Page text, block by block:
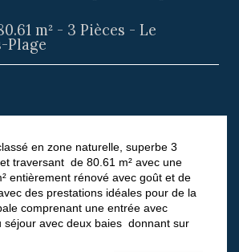
m² - 3 Pièces - Le
Plage
en zone naturelle, superbe 3
traversant de 80.61 m² avec une
entièrement rénové avec goût et de
des prestations idéales pour de la
comprenant une entrée avec
séjour avec deux baies donnant sur